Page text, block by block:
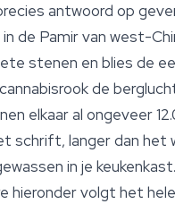
antwoord op
in de Pamir van west-
stenen en blies de
de
elkaar al ongeveer
schrift, langer dan het
in je
hieronder volgt het